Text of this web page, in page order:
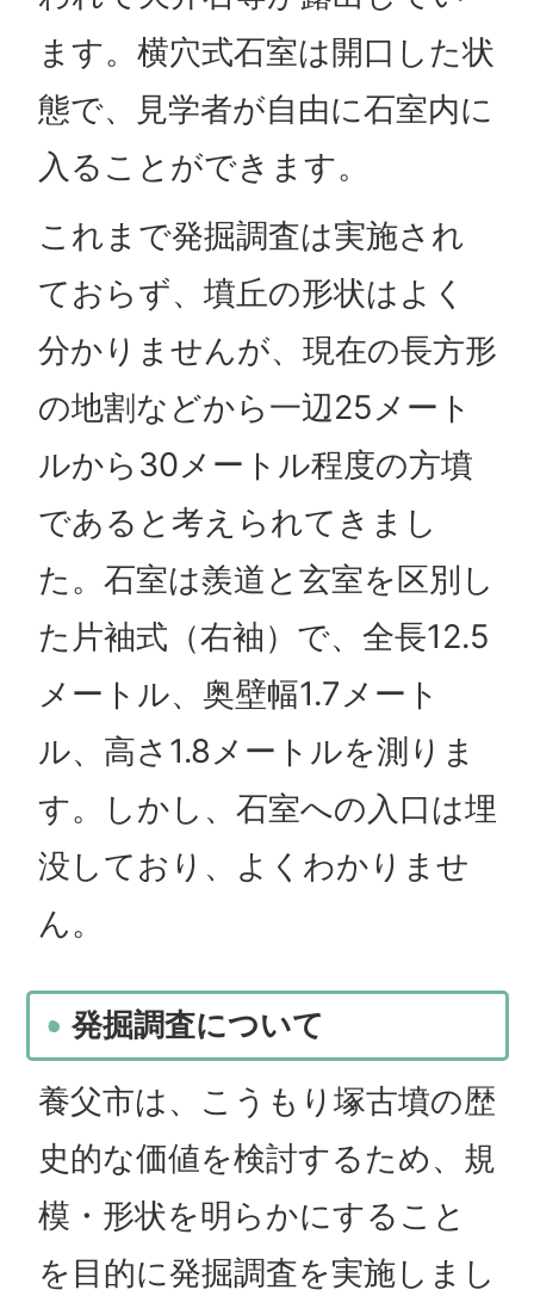
ます。横穴式石室は開口した状
態で、見学者が自由に石室内に
入ることができます。
これまで発掘調査は実施され
ておらず、墳丘の形状はよく
分かりませんが、現在の長方形
の地割などから一辺25メート
ルから30メートル程度の方墳
であると考えられてきまし
た。石室は羨道と玄室を区別し
た片袖式（右袖）で、全長12.5
メートル、奥壁幅1.7メート
ル、高さ1.8メートルを測りま
す。しかし、石室への入口は埋
没しており、よくわかりませ
ん。
発掘調査について
養父市は、こうもり塚古墳の歴
史的な価値を検討するため、規
模・形状を明らかにすること
を目的に発掘調査を実施しまし